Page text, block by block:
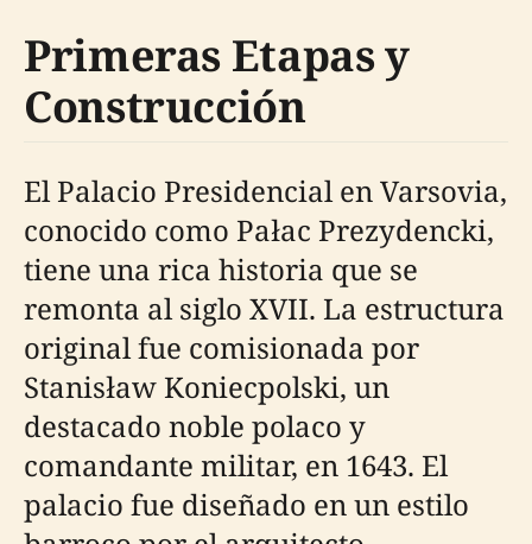
Primeras Etapas y
Construcción
El Palacio Presidencial en Varsovia,
conocido como Pałac Prezydencki,
tiene una rica historia que se
remonta al siglo XVII. La estructura
original fue comisionada por
Stanisław Koniecpolski, un
destacado noble polaco y
comandante militar, en 1643. El
palacio fue diseñado en un estilo